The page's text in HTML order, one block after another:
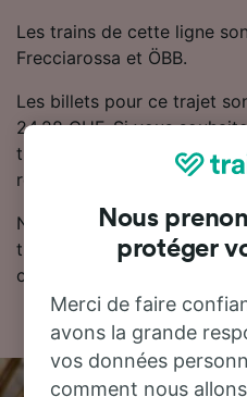
Les trains de cette ligne
Frecciarossa et ÖBB.
Les billets pour ce trajet
24.28 CHF. Si vous
train moins chers, Trainline
réserver à l'avance.
Notre planificateur de
trouver les horaires, les
chers.
Nous
protéger
Merci de faire
avons la grande
vos données
comment nous